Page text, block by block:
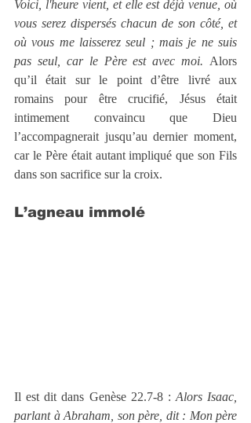
Voici, l'heure vient, et elle est déjà venue, où
vous serez dispersés chacun de son côté, et
où vous me laisserez seul ; mais je ne suis
pas seul, car le Père est avec moi. Alors
qu’il était sur le point d’être livré aux
romains pour être crucifié, Jésus était
intimement convaincu que Dieu
l’accompagnerait jusqu’au dernier moment,
car le Père était autant impliqué que son Fils
dans son sacrifice sur la croix.
L’agneau immolé
Il est dit dans Genèse 22.7-8 : Alors Isaac,
parlant à Abraham, son père, dit : Mon père